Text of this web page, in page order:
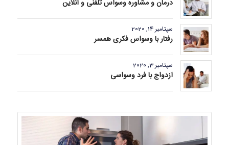
درمان و مشاوره وسواس تلفنی و آنلاین
سپتامبر 14, 2020
رفتار با وسواس فکری همسر
سپتامبر 3, 2020
ازدواج با فرد وسواسی